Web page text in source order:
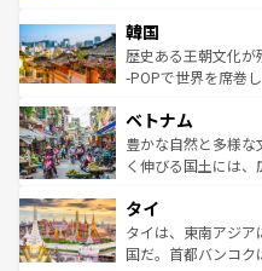
はコンテンツ一覧
いる。アクティビテ
ビング、ハイキング
い。オーストラリ
参照してほしい。
ン）、静ひつな山岳
と山間の静けさが
驚きをもたらしてく
容にもいいと評判の
が味わえ
照してほしい。
韓国
歴史ある王朝文化
-POPで世界を席巻
き、地方に足を延ば
できる。そして、
まで、さまざまな
リティに包まれなが
覧を参照してほしい
ベトナム
豊かな自然と多様
く伸びる国土には
急速な発展と共に伝
ーチミン市のフラン
醸し出している。
タイ
タイは、東南アジア
国だ。首都バンコ